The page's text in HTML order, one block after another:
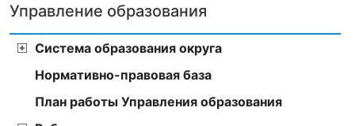
Управление образования
Система образования округа
Нормативно-правовая база
План работы Управления образования